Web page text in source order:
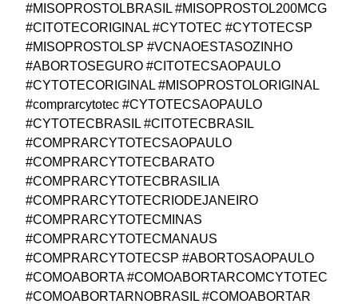
#MISOPROSTOLBRASIL #MISOPROSTOL200MCG
#CITOTECORIGINAL #CYTOTEC #CYTOTECSP
#MISOPROSTOLSP #VCNAOESTASOZINHO
#ABORTOSEGURO #CITOTECSAOPAULO
#CYTOTECORIGINAL #MISOPROSTOLORIGINAL
#comprarcytotec #CYTOTECSAOPAULO
#CYTOTECBRASIL #CITOTECBRASIL
#COMPRARCYTOTECSAOPAULO
#COMPRARCYTOTECBARATO
#COMPRARCYTOTECBRASILIA
#COMPRARCYTOTECRIODEJANEIRO
#COMPRARCYTOTECMINAS
#COMPRARCYTOTECMANAUS
#COMPRARCYTOTECSP #ABORTOSAOPAULO
#COMOABORTA #COMOABORTARCOMCYTOTEC
#COMOABORTARNOBRASIL #COMOABORTAR